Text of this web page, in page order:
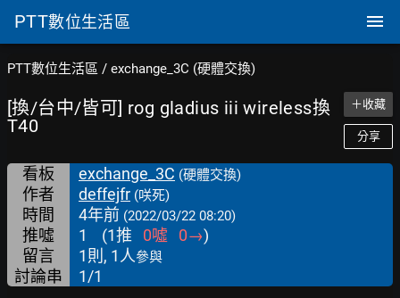
PTT數位生活區
PTT數位生活區 / exchange_3C (硬體交換)
[換/台中/皆可] rog gladius iii wireless換
T40
＋收藏
分享
看板 exchange_3C (硬體交換)
作者 deffejfr (咲死)
時間 4年前 (2022/03/22 08:20)
推噓 1 (1推 0噓 0→)
留言
1則, 1人參與
討論串 1/1